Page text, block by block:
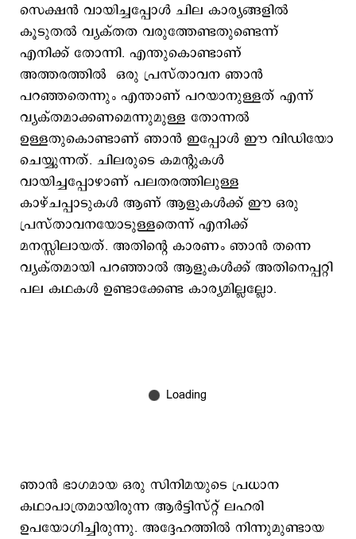
സെക്ഷൻ വായിച്ചപ്പോൾ ചില കാര്യങ്ങളിൽ
കൂടുതൽ വ്യക്തത വരുത്തേണ്ടതുണ്ടെന്ന്
എനിക്ക് തോന്നി. എന്തുകൊണ്ടാണ്
അത്തരത്തിൽ ഒരു പ്രസ്താവന ഞാൻ
പറഞ്ഞതെന്നും എന്താണ് പറയാനുള്ളത് എന്ന്
വ്യക്തമാക്കണമെന്നുമുള്ള തോന്നൽ
ഉള്ളതുകൊണ്ടാണ് ഞാൻ ഇപ്പോൾ ഈ വിഡിയോ
ചെയ്യുന്നത്. ചിലരുടെ കമന്റുകൾ
വായിച്ചപ്പോഴാണ് പലതരത്തിലുള്ള
കാഴ്ചപ്പാടുകൾ ആണ് ആളുകൾക്ക് ഈ ഒരു
പ്രസ്താവനയോടുള്ളതെന്ന് എനിക്ക്
മനസ്സിലായത്. അതിന്റെ കാരണം ഞാൻ തന്നെ
വ്യക്തമായി പറഞ്ഞാൽ ആളുകൾക്ക് അതിനെപ്പറ്റി
പല കഥകൾ ഉണ്ടാക്കേണ്ട കാര്യമില്ലല്ലോ.
ഞാൻ ഭാഗമായ ഒരു സിനിമയുടെ പ്രധാന
കഥാപാത്രമായിരുന്ന ആർട്ടിസ്റ്റ് ലഹരി
ഉപയോഗിച്ചിരുന്നു. അദ്ദേഹത്തിൽ നിന്നുമുണ്ടായ